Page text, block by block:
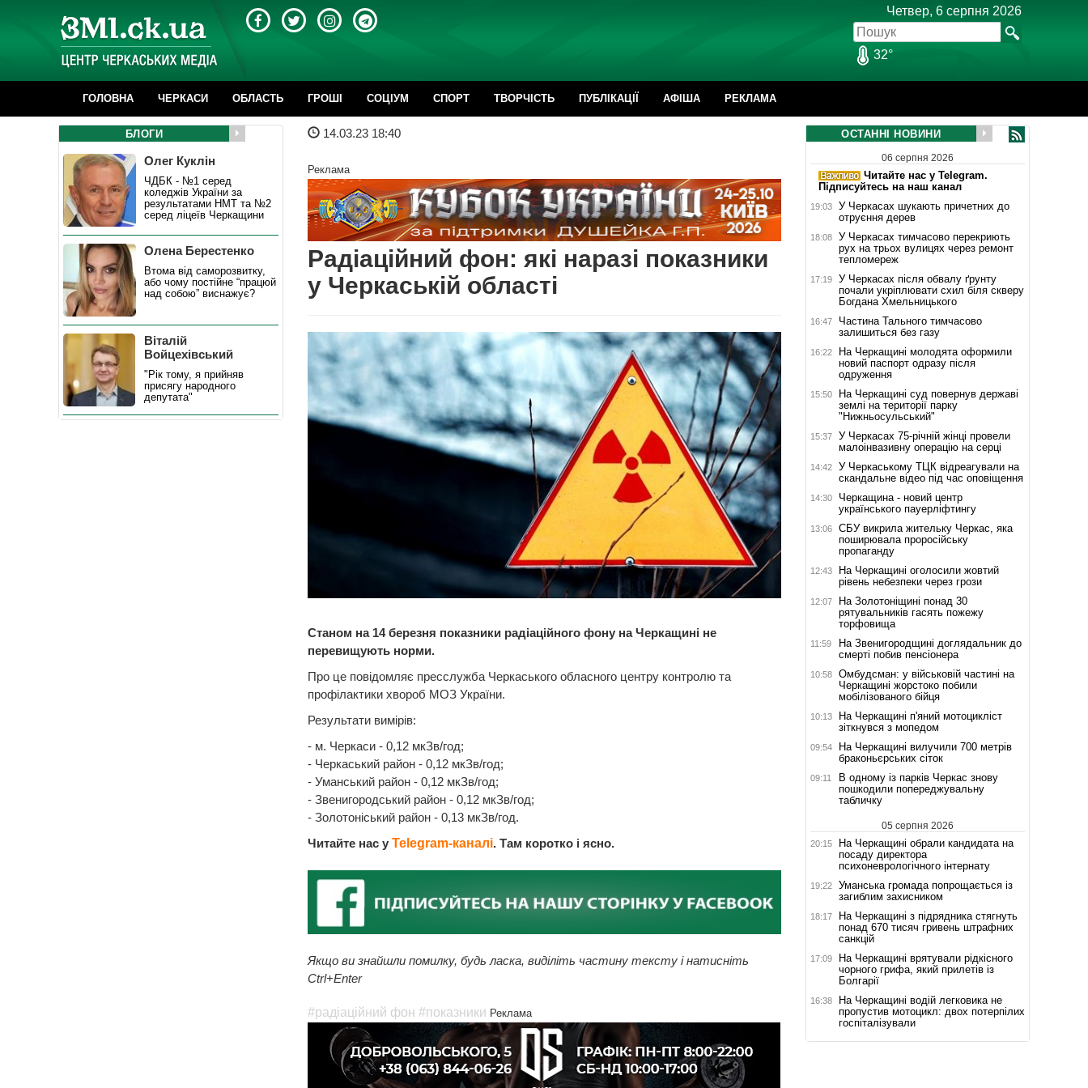
Четвер, 6 серпня 2026
32°
ГОЛОВНА ЧЕРКАСИ ОБЛАСТЬ ГРОШІ CОЦІУМ СПОРТ ТВОРЧІСТЬ ПУБЛІКАЦІЇ АФІША РЕКЛАМА
14.03.23 18:40
Реклама
Радіаційний фон: які наразі показники
у Черкаській області
Станом на 14 березня показники радіаційного фону на Черкащині не
перевищують норми.
Про це повідомляє пресслужба Черкаського обласного центру контролю та
профілактики хвороб МОЗ України.
Результати вимірів:
- м. Черкаси - 0,12 мкЗв/год;
- Черкаський район - 0,12 мкЗв/год;
- Уманський район - 0,12 мкЗв/год;
- Звенигородський район - 0,12 мкЗв/год;
- Золотоніський район - 0,13 мкЗв/год.
Читайте нас у Telegram-каналі. Там коротко і ясно.
Якщо ви знайшли помилку, будь ласка, виділіть частину тексту і натисніть
Ctrl+Enter
#радіаційний фон #показники Реклама
БЛОГИ
Олег Куклін
ЧДБК - №1 серед
коледжів України за
результатами НМТ та №2
серед ліцеїв Черкащини
Олена Берестенко
Втома від саморозвитку,
або чому постійне “працюй
над собою” виснажує?
Віталій
Войцехівський
"Рік тому, я прийняв
присягу народного
депутата"
ОСТАННІ НОВИНИ
06 серпня 2026
Читайте нас у Telegram.
Підписуйтесь на наш канал
19:03
У Черкасах шукають причетних до
отруєння дерев
18:08
У Черкасах тимчасово перекриють
рух на трьох вулицях через ремонт
тепломереж
17:19
У Черкасах після обвалу ґрунту
почали укріплювати схил біля скверу
Богдана Хмельницького
16:47
Частина Тального тимчасово
залишиться без газу
16:22
На Черкащині молодята оформили
новий паспорт одразу після
одруження
15:50
На Черкащині суд повернув державі
землі на території парку
"Нижньосульський"
15:37
У Черкасах 75-річній жінці провели
малоінвазивну операцію на серці
14:42
У Черкаському ТЦК відреагували на
скандальне відео під час оповіщення
14:30
Черкащина - новий центр
українського пауерліфтингу
13:06
СБУ викрила жительку Черкас, яка
поширювала проросійську
пропаганду
12:43
На Черкащині оголосили жовтий
рівень небезпеки через грози
12:07
На Золотоніщині понад 30
рятувальників гасять пожежу
торфовища
11:59
На Звенигородщині доглядальник до
смерті побив пенсіонера
10:58
Омбудсман: у військовій частині на
Черкащині жорстоко побили
мобілізованого бійця
10:13
На Черкащині п'яний мотоцикліст
зіткнувся з мопедом
09:54
На Черкащині вилучили 700 метрів
браконьєрських сіток
09:11
В одному із парків Черкас знову
пошкодили попереджувальну
табличку
05 серпня 2026
20:15
На Черкащині обрали кандидата на
посаду директора
психоневрологічного інтернату
19:22
Уманська громада попрощається із
загиблим захисником
18:17
На Черкащині з підрядника стягнуть
понад 670 тисяч гривень штрафних
санкцій
17:09
На Черкащині врятували рідкісного
чорного грифа, який прилетів із
Болгарії
16:38
На Черкащині водій легковика не
пропустив мотоцикл: двох потерпілих
госпіталізували